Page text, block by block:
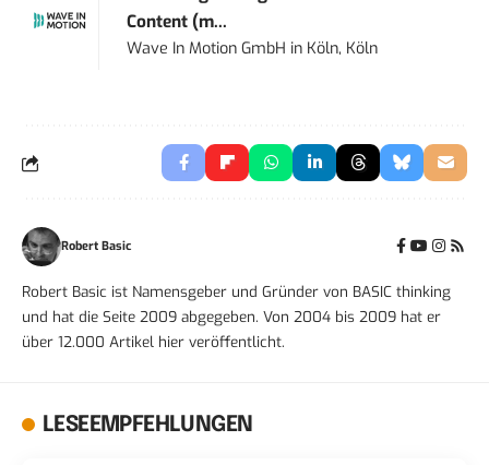
Content (m...
Wave In Motion GmbH in Köln, Köln
Robert Basic
Robert Basic ist Namensgeber und Gründer von BASIC thinking
und hat die Seite 2009 abgegeben. Von 2004 bis 2009 hat er
über 12.000 Artikel hier veröffentlicht.
LESEEMPFEHLUNGEN